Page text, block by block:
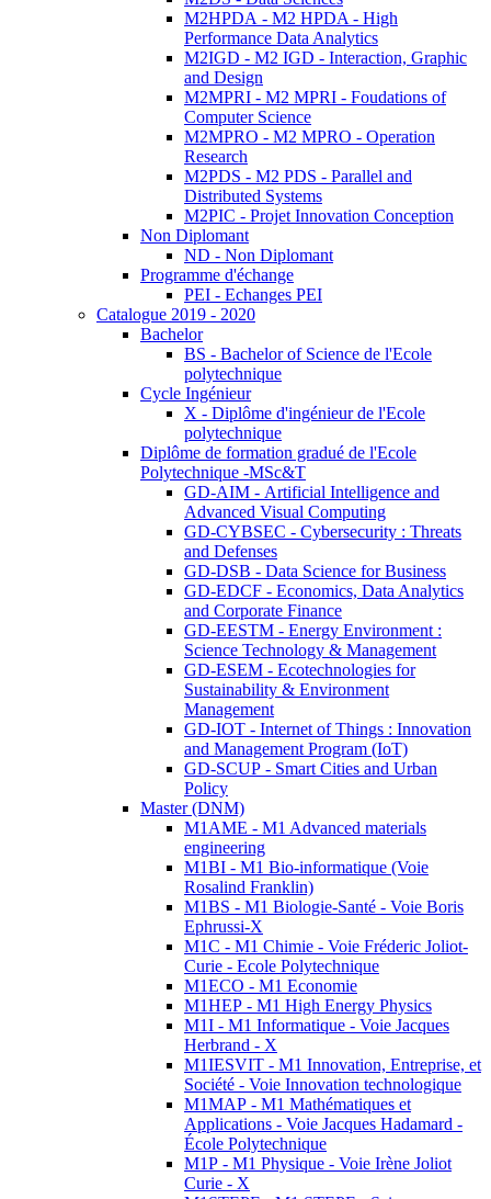
M2HPDA - M2 HPDA - High
Performance Data Analytics
M2IGD - M2 IGD - Interaction, Graphic
and Design
M2MPRI - M2 MPRI - Foudations of
Computer Science
M2MPRO - M2 MPRO - Operation
Research
M2PDS - M2 PDS - Parallel and
Distributed Systems
M2PIC - Projet Innovation Conception
Non Diplomant
ND - Non Diplomant
Programme d'échange
PEI - Echanges PEI
Catalogue 2019 - 2020
Bachelor
BS - Bachelor of Science de l'Ecole
polytechnique
Cycle Ingénieur
X - Diplôme d'ingénieur de l'Ecole
polytechnique
Diplôme de formation gradué de l'Ecole
Polytechnique -MSc&T
GD-AIM - Artificial Intelligence and
Advanced Visual Computing
GD-CYBSEC - Cybersecurity : Threats
and Defenses
GD-DSB - Data Science for Business
GD-EDCF - Economics, Data Analytics
and Corporate Finance
GD-EESTM - Energy Environment :
Science Technology & Management
GD-ESEM - Ecotechnologies for
Sustainability & Environment
Management
GD-IOT - Internet of Things : Innovation
and Management Program (IoT)
GD-SCUP - Smart Cities and Urban
Policy
Master (DNM)
M1AME - M1 Advanced materials
engineering
M1BI - M1 Bio-informatique (Voie
Rosalind Franklin)
M1BS - M1 Biologie-Santé - Voie Boris
Ephrussi-X
M1C - M1 Chimie - Voie Fréderic Joliot-
Curie - Ecole Polytechnique
M1ECO - M1 Economie
M1HEP - M1 High Energy Physics
M1I - M1 Informatique - Voie Jacques
Herbrand - X
M1IESVIT - M1 Innovation, Entreprise, et
Société - Voie Innovation technologique
M1MAP - M1 Mathématiques et
Applications - Voie Jacques Hadamard -
École Polytechnique
M1P - M1 Physique - Voie Irène Joliot
Curie - X